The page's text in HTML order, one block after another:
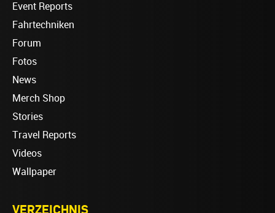
Event Reports
Fahrtechniken
Forum
Fotos
News
Merch Shop
Stories
Travel Reports
Videos
Wallpaper
VERZEICHNIS